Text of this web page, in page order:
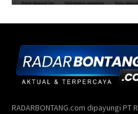
RADARBONTANG.com dipayungi PT